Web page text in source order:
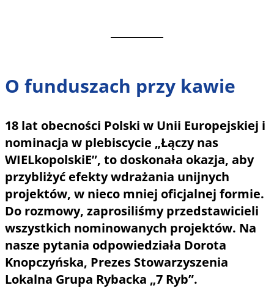
O funduszach przy kawie
18 lat obecności Polski w Unii Europejskiej i
nominacja w plebiscycie „Łączy nas
WIELkopolskiE”, to doskonała okazja, aby
przybliżyć efekty wdrażania unijnych
projektów, w nieco mniej oficjalnej formie.
Do rozmowy, zaprosiliśmy przedstawicieli
wszystkich nominowanych projektów. Na
nasze pytania odpowiedziała Dorota
Knopczyńska, Prezes Stowarzyszenia
Lokalna Grupa Rybacka „7 Ryb”.